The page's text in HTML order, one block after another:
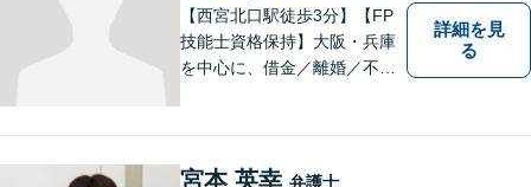
【西宮北口駅徒歩3分】【FP
技能士資格保持】大阪・兵庫
を中心に、借金／離婚／不動
丁寧な対応、アドバイスをさ
詳細を見
る
宮本 英幸 弁護士